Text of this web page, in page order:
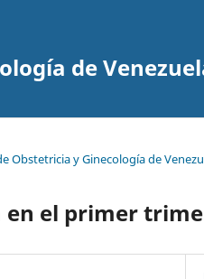
de
Obstetricia y Ginecología de
en el primer